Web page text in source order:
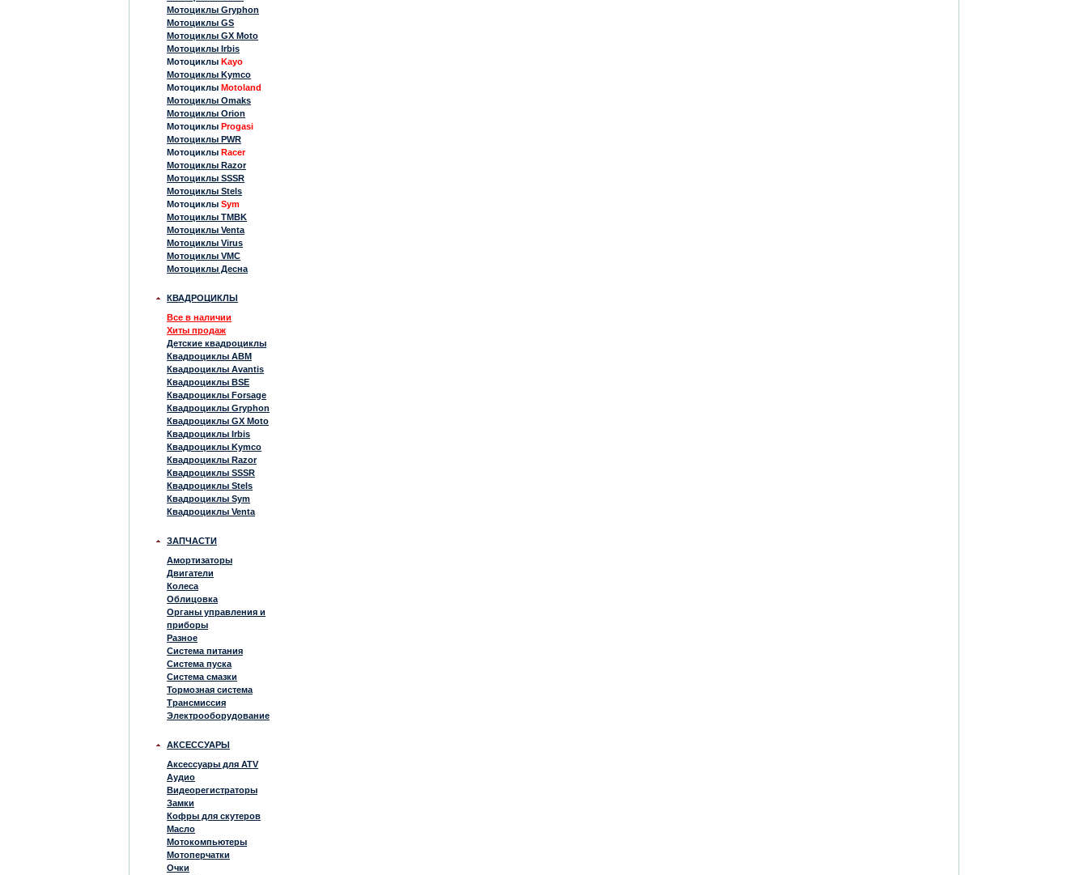
Мотоциклы Gryphon
Мотоциклы GS
Мотоциклы GX Moto
Мотоциклы Irbis
Мотоциклы Kayo
Мотоциклы Kymco
Мотоциклы Motoland
Мотоциклы Omaks
Мотоциклы Orion
Мотоциклы Progasi
Мотоциклы PWR
Мотоциклы Racer
Мотоциклы Razor
Мотоциклы SSSR
Мотоциклы Stels
Мотоциклы Sym
Мотоциклы TMBK
Мотоциклы Venta
Мотоциклы Virus
Мотоциклы VMC
Мотоциклы Десна
КВАДРОЦИКЛЫ
Все в наличии
Хиты продаж
Детские квадроциклы
Квадроциклы ABM
Квадроциклы Avantis
Квадроциклы BSE
Квадроциклы Forsage
Квадроциклы Gryphon
Квадроциклы GX Moto
Квадроциклы Irbis
Квадроциклы Kymco
Квадроциклы Razor
Квадроциклы SSSR
Квадроциклы Stels
Квадроциклы Sym
Квадроциклы Venta
ЗАПЧАСТИ
Амортизаторы
Двигатели
Колеса
Облицовка
Органы управления и
приборы
Разное
Система питания
Система пуска
Система смазки
Тормозная система
Трансмиссия
Электрооборудование
АКСЕССУАРЫ
Аксессуары для ATV
Аудио
Видеорегистраторы
Замки
Кофры для скутеров
Масло
Мотокомпьютеры
Мотоперчатки
Очки